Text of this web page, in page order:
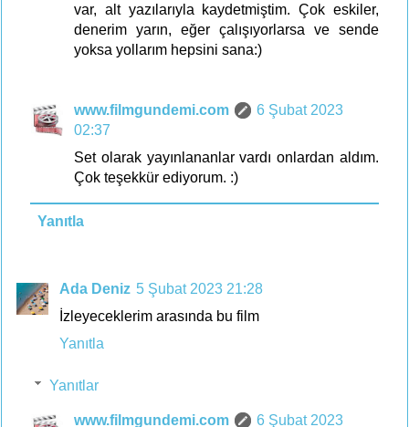
var, alt yazılarıyla kaydetmiştim. Çok eskiler,
denerim yarın, eğer çalışıyorlarsa ve sende
yoksa yollarım hepsini sana:)
www.filmgundemi.com
6 Şubat 2023
02:37
Set olarak yayınlananlar vardı onlardan aldım.
Çok teşekkür ediyorum. :)
Yanıtla
Ada Deniz 5 Şubat 2023 21:28
İzleyeceklerim arasında bu film
Yanıtla
Yanıtlar
www.filmgundemi.com 6 Şubat 2023